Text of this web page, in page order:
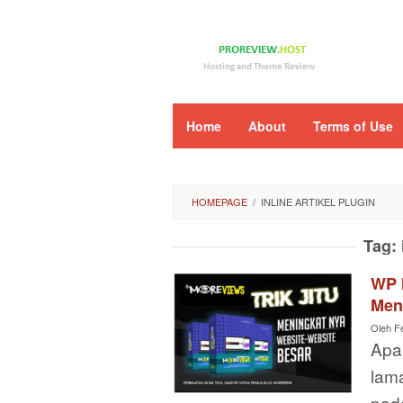
Home About Terms of Use
HOMEPAGE / INLINE ARTIKEL PLUGIN
Tag:
WP
Oleh